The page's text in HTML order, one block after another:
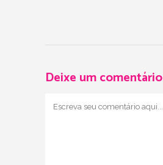
Deixe um comentário